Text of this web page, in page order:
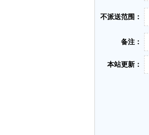
不派送范围：
备注：
本站更新：